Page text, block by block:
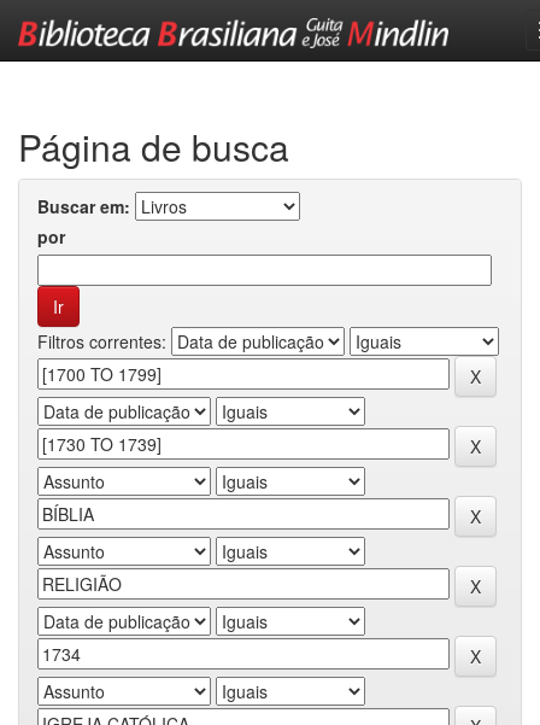
Página de busca
Buscar em:
por
Filtros correntes: